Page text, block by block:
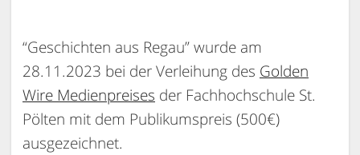
“Geschichten aus Regau” wurde am
28.11.2023 bei der Verleihung des Golden
Wire Medienpreises der Fachhochschule St.
Pölten mit dem Publikumspreis (500€)
ausgezeichnet.